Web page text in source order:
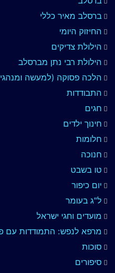
ברסלב מאיר כללי
החיזוק היומי
הילולת צדיקים
הילולת רבי נתן מברסלב
הלכה פסוקה (למעשה
התבודדות
חגים
חינוך ילדים
חלומות
חנוכה
טו בשבט
יום כיפור
ל"ג בעומר
מועדים וחגי ישראל
מרפא לנפש: התמודדות עם
סוכות
סיפורים